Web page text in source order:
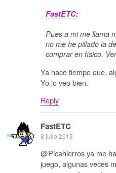
FastETC:
Pues a mi me llama
no me he pillado la
comprar en físico.
Ya hace tiempo que,
Yo lo veo bien.
Reply
FastETC
8 julio 2013
@Picahierros ya me
juego, algunas veces